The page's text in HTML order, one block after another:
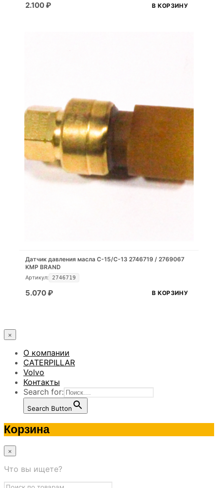
2.100₽ В КОРЗИНУ
Датчик давления масла C-15/C-13 2746719 / 2769067
KMP BRAND
Артикул: 2746719
5.070₽ В КОРЗИНУ
×
О компании
CATERPILLAR
Volvo
Контакты
Search for:
Search Button
Корзина
×
Что вы ищете?